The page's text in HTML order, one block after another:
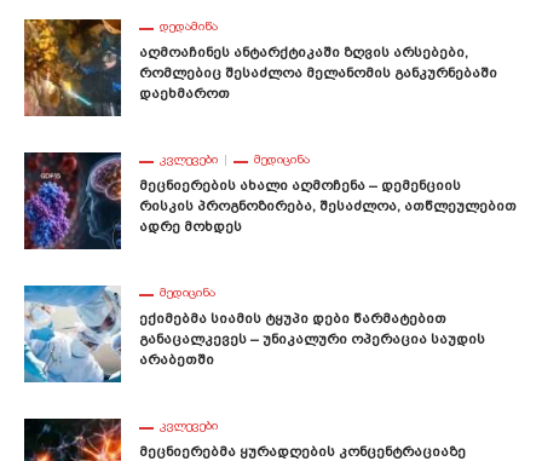
ᲓᲔᲓᲐᲛᲘᲬᲐ
Აღმოაჩინეს Ანტარქტიკაში Ზღვის Არსებები,
Რომლებიც Შესაძლოა Მელანომის Განკურნებაში
Დაეხმაროთ
ᲙᲕᲚᲔᲕᲔᲑᲘ ᲛᲔᲓᲘᲪᲘᲜᲐ
Მეცნიერების Ახალი Აღმოჩენა – Დემენციის
Რისკის Პროგნოზირება, Შესაძლოა, Ათწლეულებით
Ადრე Მოხდეს
ᲛᲔᲓᲘᲪᲘᲜᲐ
Ექიმებმა Სიამის Ტყუპი Დები Წარმატებით
Განაცალკევეს – Უნიკალური Ოპერაცია Საუდის
Არაბეთში
ᲙᲕᲚᲔᲕᲔᲑᲘ
Მეცნიერებმა Ყურადღების Კონცენტრაციაზე